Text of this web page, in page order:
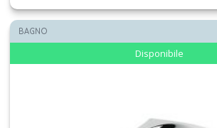
BAGNO
Disponibile